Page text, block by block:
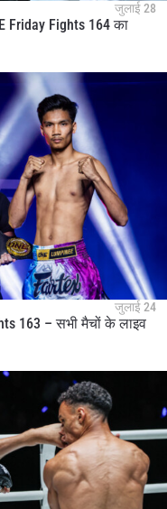
जुलाई 28
Friday Fights 164 का
जुलाई 24
163 – सभी मैचों के लाइव